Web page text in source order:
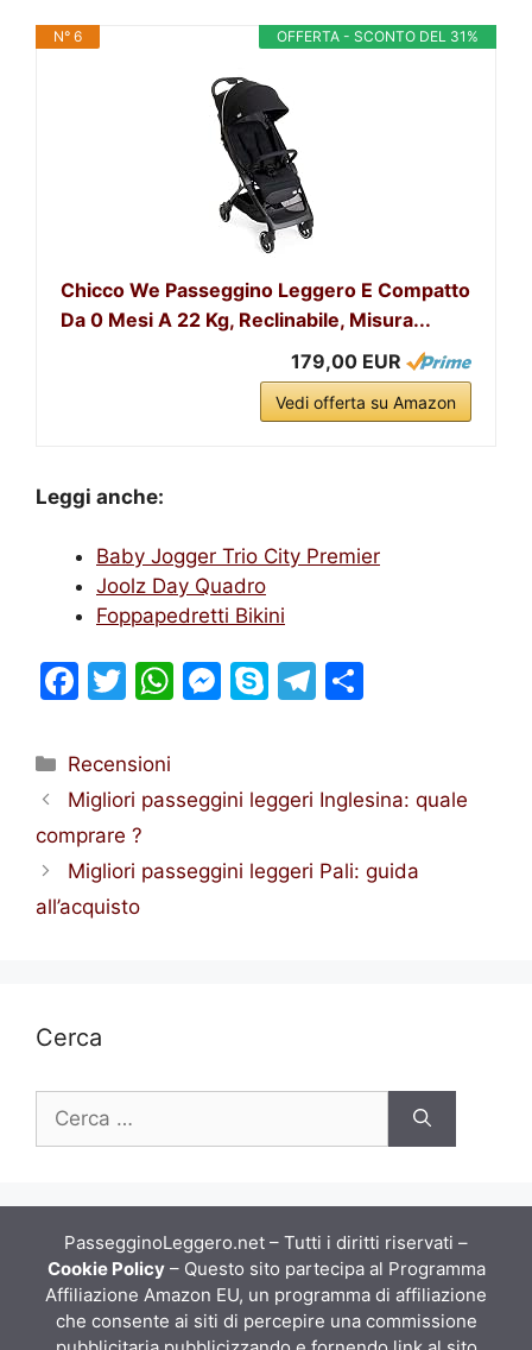
OFFERTA - SCONTO DEL 31%
N° 6
Chicco We Passeggino Leggero E Compatto
Da 0 Mesi A 22 Kg, Reclinabile, Misura...
179,00 EUR
Vedi offerta su Amazon
Leggi anche:
Baby Jogger Trio City Premier
Joolz Day Quadro
Foppapedretti Bikini
F
c
e
b
o
o
T
itt
er
W
s
p
M
s
n
S
p
T
gr
m
e
Categorie
Recensioni
Migliori passeggini leggeri Inglesina: quale
comprare ?
Migliori passeggini leggeri Pali: guida
all’acquisto
Cerca
per:
PassegginoLeggero.net – Tutti i diritti riservati –
Cookie Policy– Questo sito partecipa al Programma
Affiliazione Amazon EU, un programma di affiliazione
che consente ai siti di percepire una commissione